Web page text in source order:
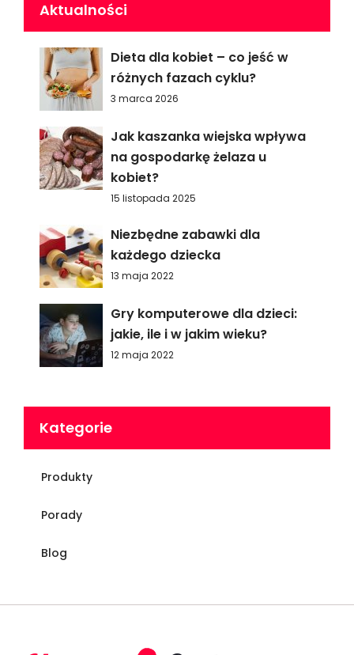
Aktualności
Dieta dla kobiet – co jeść w
różnych fazach cyklu?
3 marca 2026
Jak kaszanka wiejska wpływa
na gospodarkę żelaza u
kobiet?
15 listopada 2025
Niezbędne zabawki dla
każdego dziecka
13 maja 2022
Gry komputerowe dla dzieci:
jakie, ile i w jakim wieku?
12 maja 2022
Kategorie
Produkty
Porady
Blog